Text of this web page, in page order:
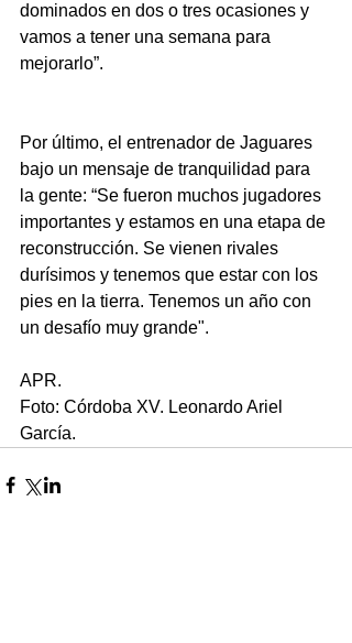
dominados en dos o tres ocasiones y
vamos a tener una semana para
mejorarlo”.
Por último, el entrenador de Jaguares
bajo un mensaje de tranquilidad para
la gente: “Se fueron muchos jugadores
importantes y estamos en una etapa de
reconstrucción. Se vienen rivales
durísimos y tenemos que estar con los
pies en la tierra. Tenemos un año con
un desafío muy grande".
APR.
Foto: Córdoba XV. Leonardo Ariel
García.